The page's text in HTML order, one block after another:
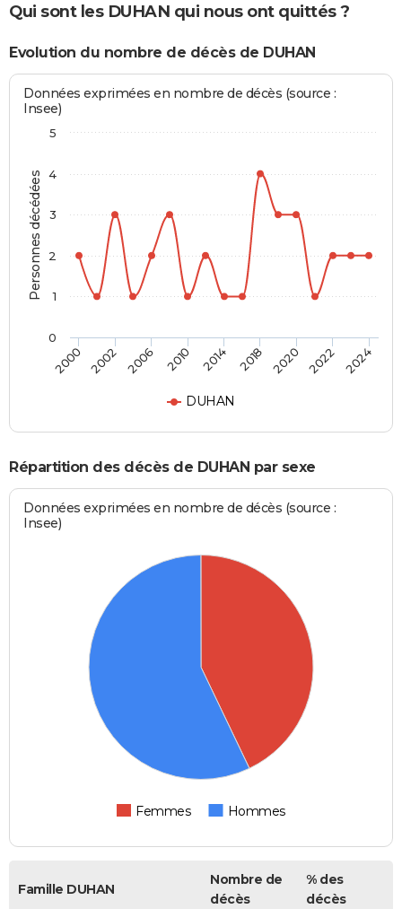
Qui sont les DUHAN qui nous ont quittés ?
Evolution du nombre de décès de DUHAN
Personnes décédées
Données exprimées en nombre de décès (source :
Insee)
DUHAN
2000 2002 2006 2010 2014 2018 2020 2022 2024
0
1
2
3
4
5
Répartition des décès de DUHAN par sexe
Données exprimées en nombre de décès (source :
Insee)
Femmes Hommes
Famille DUHAN
Nombre de
décès
% des
décès